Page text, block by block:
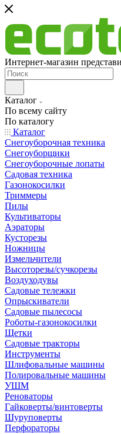
Интернет-магазин
Каталог
По всему сайту
По каталогу
Каталог
Снегоуборочная техника
Снегоуборщики
Снегоуборочные лопаты
Садовая техника
Газонокосилки
Триммеры
Пилы
Культиваторы
Аэраторы
Кусторезы
Ножницы
Измельчители
Высоторезы/сучкорезы
Воздуходувы
Садовые тележки
Опрыскиватели
Садовые пылесосы
Роботы-газонокосилки
Щетки
Садовые тракторы
Инструменты
Шлифовальные машины
Полировальные машины
УШМ
Реноваторы
Гайковерты/винтоверты
Шуруповерты
Перфораторы